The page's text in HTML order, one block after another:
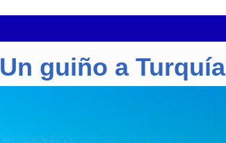
Un guiño a Turquía